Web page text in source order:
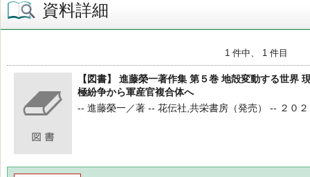
資料詳細
1 件中、 1 件目
【図書】 進藤榮一著作集 第５巻 地殻変動する世
極紛争から軍産官複合体へ
-- 進藤榮一／著 -- 花伝社,共栄書房（発売） -- ２０